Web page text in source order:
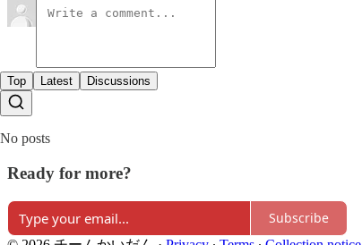
Top Latest Discussions
No posts
Ready for more?
Subscribe